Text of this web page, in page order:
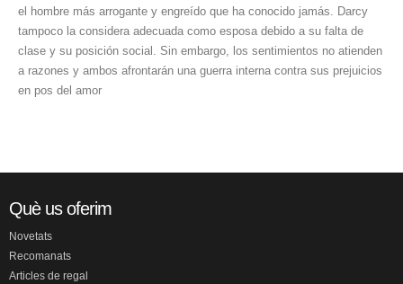
el hombre más arrogante y engreído que ha conocido jamás. Darcy
tampoco la considera adecuada como esposa debido a su falta de
clase y su posición social. Sin embargo, los sentimientos no atienden
a razones y ambos afrontarán una guerra interna contra sus prejuicios
en pos del amor
Què us oferim
Novetats
Recomanats
Articles de regal